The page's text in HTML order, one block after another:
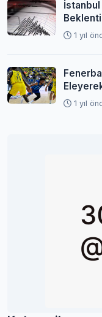
İstanbul
1 yıl
Yükseldi
1 yıl